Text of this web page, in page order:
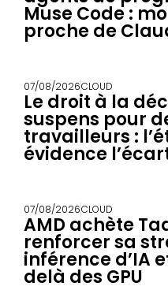
Muse Code :
proche de
07/08/2026CLOUD
Le droit à la
suspens pour
travailleurs :
évidence
07/08/2026CLOUD
AMD achète
renforcer sa
inférence d’IA
delà des GPU